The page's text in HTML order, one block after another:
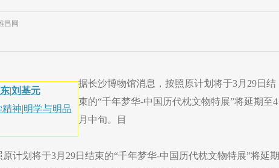
昌网
|刘基元
精神|明学与明品
据长沙博物馆消息，按照原计划将于3月29日结
束的“千年梦华-中国历代枕文物特展”将延期至4
月中旬。目
计划将于3月29日结束的“千年梦华-中国历代枕文物特展”将延期